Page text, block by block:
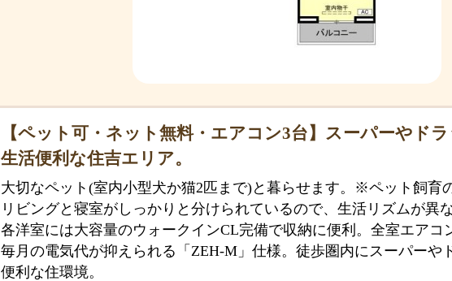
【ペット可・ネット無料・エアコン3台】スーパーやド
生活便利な住吉エリア。
大切なペット(室内小型犬か猫2匹まで)と暮らせます。※ペット飼育
リビングと寝室がしっかりと分けられているので、生活リズムが異
各洋室には大容量のウォークインCL完備で収納に便利。全室エアコ
毎月の電気代が抑えられる「ZEH-M」仕様。徒歩圏内にスーパーや
便利な住環境。